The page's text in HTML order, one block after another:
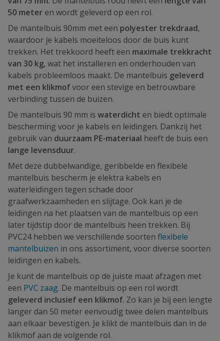
50 meter en wordt geleverd op een rol.
De mantelbuis 90mm met een polyester trekdraad,
waardoor je kabels moeiteloos door de buis kunt
trekken. Het trekkoord heeft een maximale trekkracht
van 30 kg, wat het installeren en onderhouden van
kabels probleemloos maakt. De mantelbuis geleverd
met een klikmofvoor een stevige en betrouwbare
verbinding tussen de buizen.
De mantelbuis 90 mm is waterdicht en biedt optimale
bescherming voor je kabels en leidingen. Dankzij het
gebruik van duurzaam PE-materiaal heeft de buis een
lange levensduur.
Met deze dubbelwandige, geribbelde en flexibele
mantelbuis bescherm je elektra kabels en
waterleidingen tegen schade door
graafwerkzaamheden en slijtage. Ook kan je de
leidingen na het plaatsen van de mantelbuis op een
later tijdstip door de mantelbuis heen trekken. Bij
PVC24 hebben we verschillende soorten flexibele
mantelbuizen in ons assortiment, voor diverse soorten
leidingen en kabels.
Je kunt de mantelbuis op de juiste maat afzagen met
een PVC zaag. De mantelbuis op een rol wordt
geleverd inclusief een klikmof. Zo kan je bij een lengte
langer dan 50 meter eenvoudig twee delen mantelbuis
aan elkaar bevestigen. Je klikt de mantelbuis dan in de
klikmof aan de volgende rol.